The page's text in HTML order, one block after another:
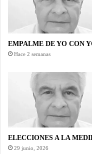
EMPALME DE YO CON
Hace 2 semanas
ELECCIONES A LA
29 junio, 2026